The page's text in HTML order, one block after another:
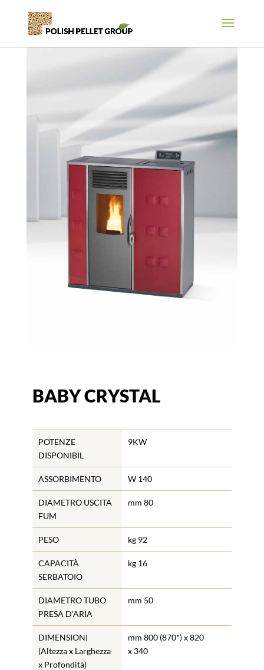
BABY CRYSTAL
POTENZE
DISPONIBIL
9KW
ASSORBIMENTO W 140
DIAMETRO USCITA
FUM
mm 80
PESO kg 92
CAPACITÀ
SERBATOIO
kg 16
DIAMETRO TUBO
PRESA D’ARIA
mm 50
DIMENSIONI
(Altezza x Larghezza
x Profondità)
mm 800 (870*) x 820
x 340